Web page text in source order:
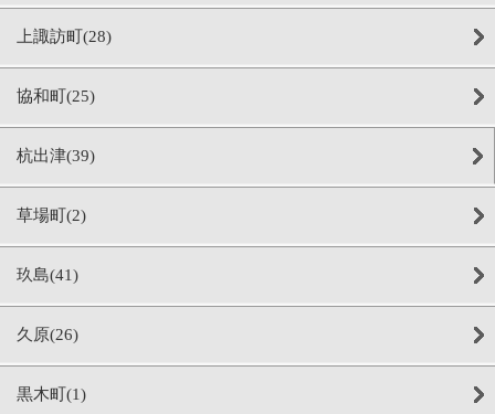
上諏訪町(28)
協和町(25)
杭出津(39)
草場町(2)
玖島(41)
久原(26)
黒木町(1)